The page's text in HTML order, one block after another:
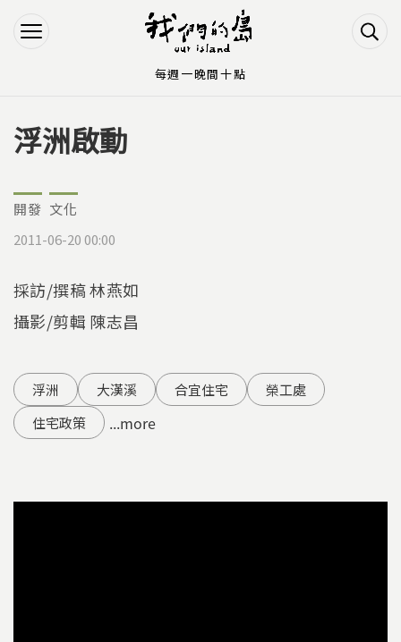
Jump to Navigation
Jump to Main content
您在這裡
浮洲啟動
開發 文化
2011-06-20 00:00
採訪/撰稿 林燕如
攝影/剪輯 陳志昌
浮洲 大漢溪 合宜住宅
榮工處
住宅政策
...more
每週一晚間十點